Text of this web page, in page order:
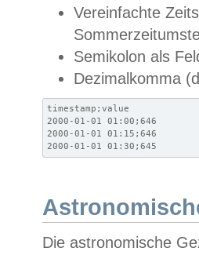
Vereinfachte
Semikolon als
Dezimalkomma
timestamp;value
2000-01-01 01:00;646
2000-01-01 01:15;646
2000-01-01 01:30;645
Die astronomische